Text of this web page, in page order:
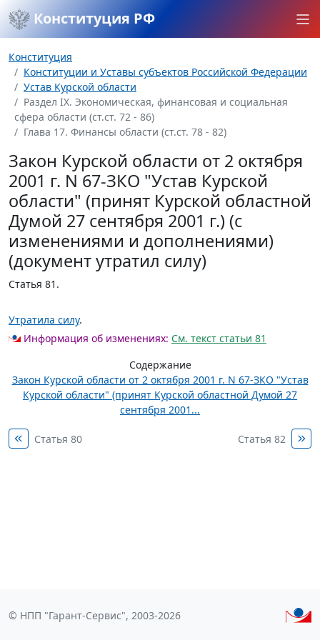
Конституция РФ
Конституция
Конституции и Уставы субъектов Российской Федерации
Устав Курской области
Раздел IX. Экономическая, финансовая и социальная
сфера области (ст.ст. 72 - 86)
Глава 17. Финансы области (ст.ст. 78 - 82)
Закон Курской области от 2 октября
2001 г. N 67-ЗКО "Устав Курской
области" (принят Курской областной
Думой 27 сентября 2001 г.) (с
изменениями и дополнениями)
(документ утратил силу)
Статья 81.
Утратила силу.
Информация об изменениях: См. текст статьи 81
Содержание
Закон Курской области от 2 октября 2001 г. N 67-ЗКО "Устав
Курской области" (принят Курской областной Думой 27
сентября 2001...
Статья 80 Статья 82
© НПП "Гарант-Сервис", 2003-2026